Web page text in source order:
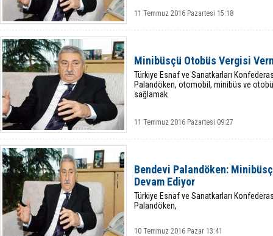
11 Temmuz 2016 Pazartesi 15:18
Minibüsçü Otobüs Vergisi
Türkiye Esnaf ve Sanatkarları
Palandöken, otomobil, minibüs ve
sağlamak
11 Temmuz 2016 Pazartesi 09:27
Bendevi Palandöken:
Devam Ediyor
Türkiye Esnaf ve Sanatkarları
Palandöken,
10 Temmuz 2016 Pazar 13:41